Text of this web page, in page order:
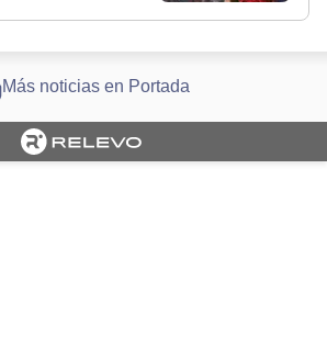
Más noticias en Portada